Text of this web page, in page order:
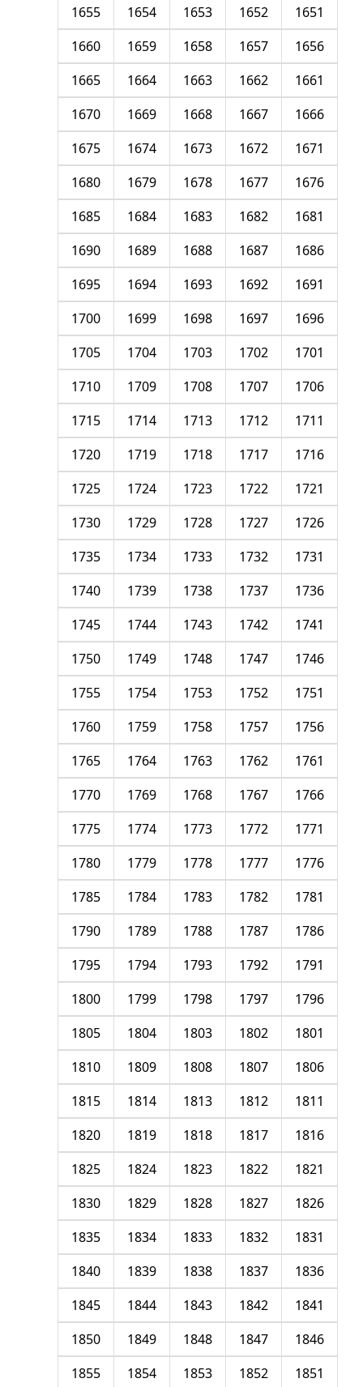
1651
1652
1653
1654
1655
1656
1657
1658
1659
1660
1661
1662
1663
1664
1665
1666
1667
1668
1669
1670
1671
1672
1673
1674
1675
1676
1677
1678
1679
1680
1681
1682
1683
1684
1685
1686
1687
1688
1689
1690
1691
1692
1693
1694
1695
1696
1697
1698
1699
1700
1701
1702
1703
1704
1705
1706
1707
1708
1709
1710
1711
1712
1713
1714
1715
1716
1717
1718
1719
1720
1721
1722
1723
1724
1725
1726
1727
1728
1729
1730
1731
1732
1733
1734
1735
1736
1737
1738
1739
1740
1741
1742
1743
1744
1745
1746
1747
1748
1749
1750
1751
1752
1753
1754
1755
1756
1757
1758
1759
1760
1761
1762
1763
1764
1765
1766
1767
1768
1769
1770
1771
1772
1773
1774
1775
1776
1777
1778
1779
1780
1781
1782
1783
1784
1785
1786
1787
1788
1789
1790
1791
1792
1793
1794
1795
1796
1797
1798
1799
1800
1801
1802
1803
1804
1805
1806
1807
1808
1809
1810
1811
1812
1813
1814
1815
1816
1817
1818
1819
1820
1821
1822
1823
1824
1825
1826
1827
1828
1829
1830
1831
1832
1833
1834
1835
1836
1837
1838
1839
1840
1841
1842
1843
1844
1845
1846
1847
1848
1849
1850
1851
1852
1853
1854
1855